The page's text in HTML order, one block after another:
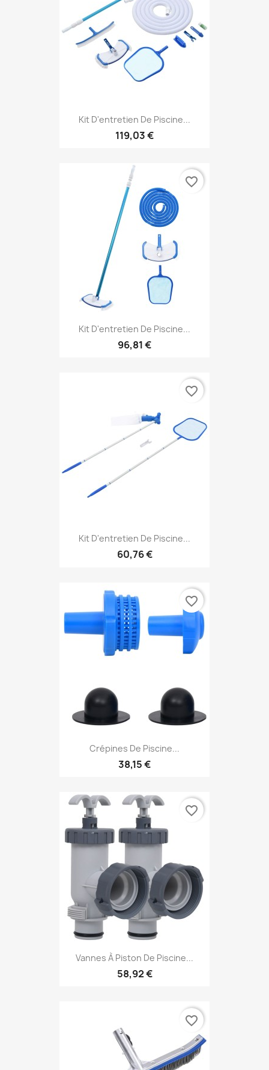
Kit D'entretien De Piscine...
119,03 €
Kit D'entretien De Piscine...
96,81 €
favorite_border
Kit D'entretien De Piscine...
60,76 €
favorite_border
Crépines De Piscine...
38,15 €
favorite_border
Vannes À Piston De Piscine...
58,92 €
favorite_border
favorite_border